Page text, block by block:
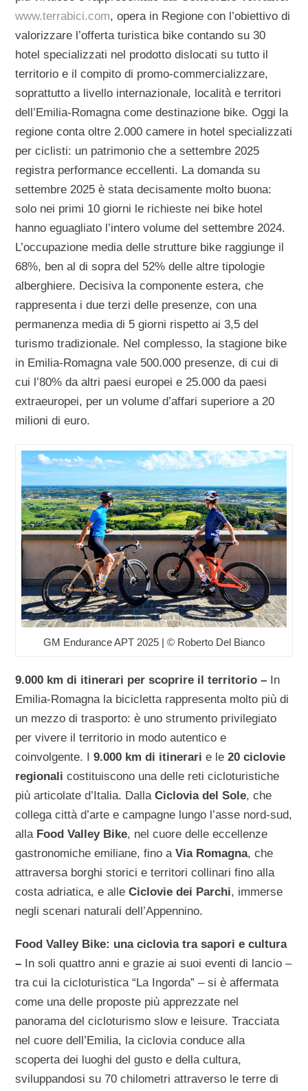
www.terrabici.com, opera in Regione con l’obiettivo di
valorizzare l’offerta turistica bike contando su 30
hotel specializzati nel prodotto dislocati su tutto il
territorio e il compito di promo-commercializzare,
soprattutto a livello internazionale, località e territori
dell’Emilia-Romagna come destinazione bike. Oggi la
regione conta oltre 2.000 camere in hotel specializzati
per ciclisti: un patrimonio che a settembre 2025
registra performance eccellenti. La domanda su
settembre 2025 è stata decisamente molto buona:
solo nei primi 10 giorni le richieste nei bike hotel
hanno eguagliato l’intero volume del settembre 2024.
L’occupazione media delle strutture bike raggiunge il
68%, ben al di sopra del 52% delle altre tipologie
alberghiere. Decisiva la componente estera, che
rappresenta i due terzi delle presenze, con una
permanenza media di 5 giorni rispetto ai 3,5 del
turismo tradizionale. Nel complesso, la stagione bike
in Emilia-Romagna vale 500.000 presenze, di cui di
cui l’80% da altri paesi europei e 25.000 da paesi
extraeuropei, per un volume d’affari superiore a 20
milioni di euro.
GM Endurance APT 2025 | © Roberto Del Bianco
9.000 km di itinerari per scoprire il territorio – In
Emilia-Romagna la bicicletta rappresenta molto più di
un mezzo di trasporto: è uno strumento privilegiato
per vivere il territorio in modo autentico e
coinvolgente. I9.000 km di itinerari e le20 ciclovie
regionali costituiscono una delle reti cicloturistiche
più articolate d’Italia. DallaCiclovia del Sole, che
collega città d’arte e campagne lungo l’asse nord-sud,
alla Food Valley Bike, nel cuore delle eccellenze
gastronomiche emiliane, fino aVia Romagna, che
attraversa borghi storici e territori collinari fino alla
costa adriatica, e alleCiclovie dei Parchi, immerse
negli scenari naturali dell’Appennino.
Food Valley Bike: una ciclovia tra sapori e cultura
– In soli quattro anni e grazie ai suoi eventi di lancio –
tra cui la cicloturistica “La Ingorda” – si è affermata
come una delle proposte più apprezzate nel
panorama del cicloturismo slow e leisure. Tracciata
nel cuore dell’Emilia, la ciclovia conduce alla
scoperta dei luoghi del gusto e della cultura,
sviluppandosi su 70 chilometri attraverso le terre di